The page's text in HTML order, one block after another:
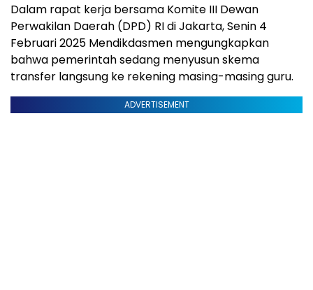
Dalam rapat kerja bersama Komite III Dewan
Perwakilan Daerah (DPD) RI di Jakarta, Senin 4
Februari 2025 Mendikdasmen mengungkapkan
bahwa pemerintah sedang menyusun skema
transfer langsung ke rekening masing-masing guru.
ADVERTISEMENT